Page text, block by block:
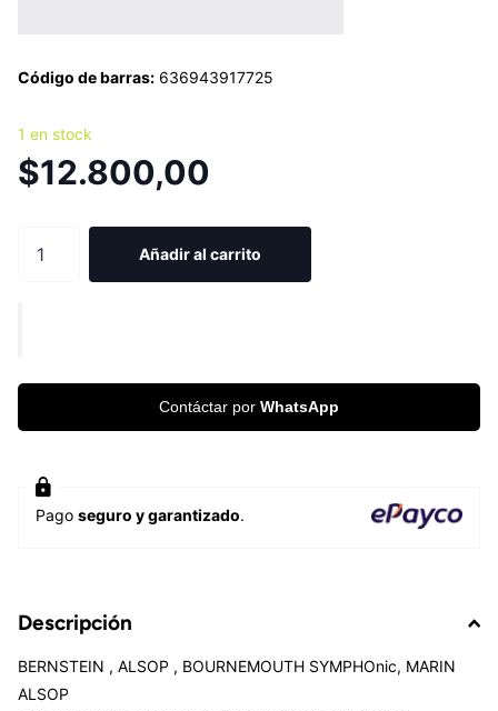
Código de barras: 636943917725
1 en stock
$12.800,00
Añadir al carrito
Contáctar por WhatsApp
Pago seguro y garantizado.
Descripción
BERNSTEIN , ALSOP , BOURNEMOUTH SYMPHOnic, MARIN
ALSOP